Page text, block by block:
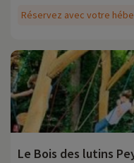
Réservez avec votre
Le Bois des lutins